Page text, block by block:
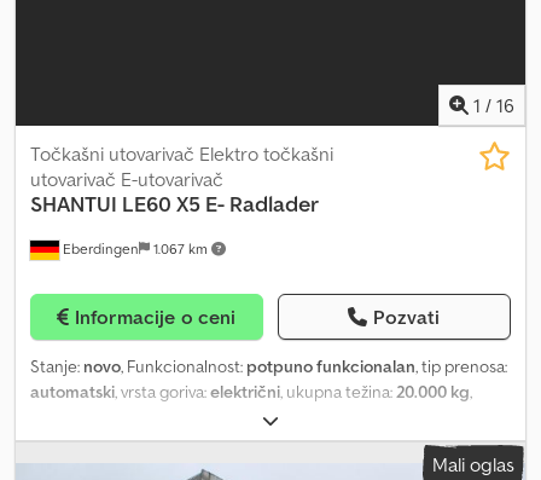
1 / 16
Eberdingen 1.067 km
Točkašni utovarivač Elektro točkašni
utovarivač E-utovarivač
SHANTUI LE60 X5 E- Radlader
Informacije o ceni Pozvati
Stanje: novo, Funkcionalnost: potpuno funkcionalan, tip prenosa:
automatski, vrsta goriva:električni, ukupna težina:20.000 kg,
, Oprema:
vožnju unazad, klima uređaj, ugrađeni računar, Shantui LE60X5-
CE – potpuno električni utovarivač na točkovima ShantuiMali oglas